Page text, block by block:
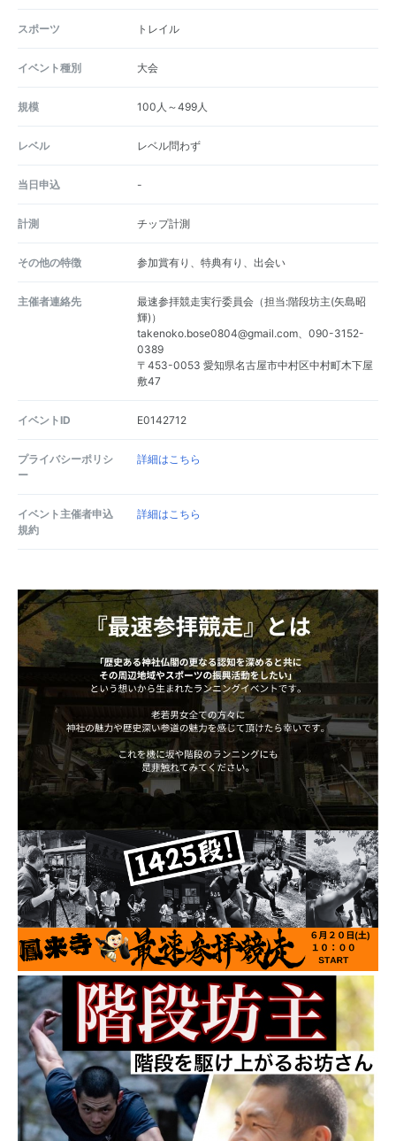
スポーツ トレイル
イベント種別 大会
規模 100人～499人
レベル レベル問わず
当日申込 -
計測 チップ計測
その他の特徴 参加賞有り、特典有り、出会い
主催者連絡先
最速参拝競走実行委員会（担当:階段坊主(矢島昭
輝)）
takenoko.bose0804@gmail.com、090-3152-
0389
〒453-0053 愛知県名古屋市中村区中村町木下屋
敷47
イベントID E0142712
プライバシーポリシ
ー
詳細はこちら
イベント主催者申込
規約
詳細はこちら